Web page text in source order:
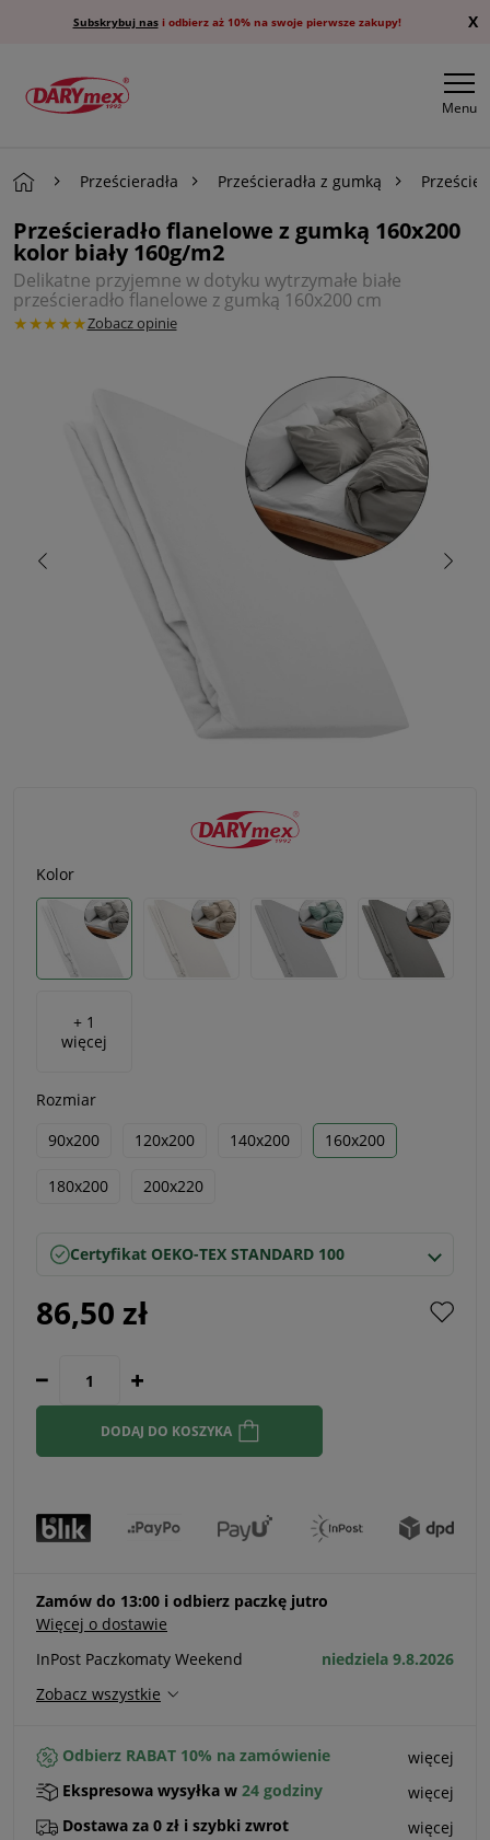
Subskrybuj nasi odbierz aż 10% na swoje pierwsze zakupy! X
Menu
Prześcieradła Prześcieradła z gumką
Prześcieradło flanelowe z gumką 160x200
kolor biały 160g/m2
Delikatne przyjemne w dotyku wytrzymałe białe
prześcieradło flanelowe z gumką 160x200 cm
★★★★★Zobacz opinie
Kolor
+ 1
więcej
Rozmiar
90x200
120x200 140x200 160x200
180x200 200x220
Certyfikat OEKO-TEX STANDARD 100
86,50 zł
DODAJ DO KOSZYKA
Zamów do 13:00 i odbierz paczkę jutro
Więcej o dostawie
InPost Paczkomaty Weekend
niedziela 9.8.2026
Zobacz wszystkie
Odbierz RABAT 10% na zamówienie
więcej
Ekspresowa wysyłka w 24 godziny
więcej
Dostawa za 0 zł i szybki zwrot
więcej